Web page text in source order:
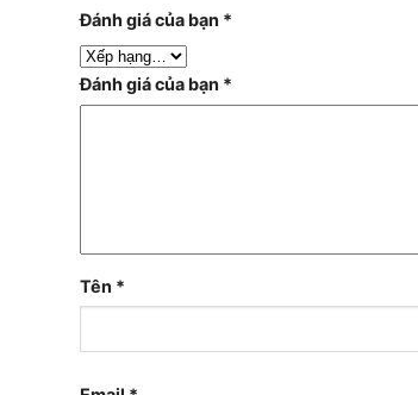
Đánh giá của bạn *
Đánh giá của bạn *
Tên *